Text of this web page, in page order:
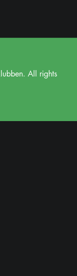
All rights